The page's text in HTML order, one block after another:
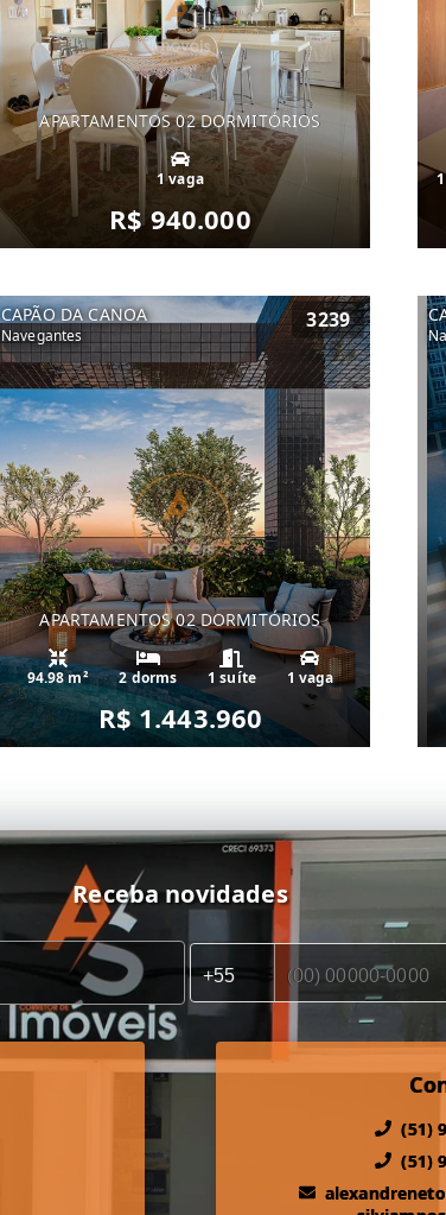
APARTAMENTOS 02 DORMITÓRIOS
1 vaga
R$ 940.000
CAPÃO DA CANOA
Navegantes
3239
APARTAMENTOS 02 DORMITÓRIOS
94.98 m² 2 dorms 1 suíte 1 vaga
R$ 1.443.960
Receba novidades
(51)
(51)